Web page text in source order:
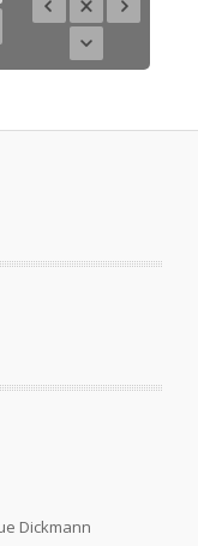
Dickmann